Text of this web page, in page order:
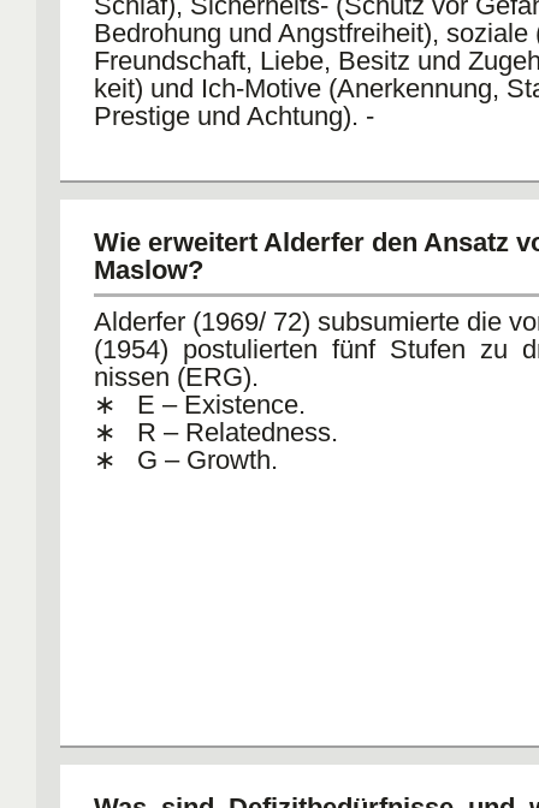
Bedrohung und Angstfreiheit), soziale
Freundschaft, Liebe, Besitz und
keit) und Ich-Motive (Anerkennung,
Prestige und Achtung). -
Krankheit.
- Zur zweiten, oberen Klasse gehört
Selbstverwirk-
lichung, das bei entsprechender
Gesundheit führt.
• lässt keine Aussagen darüber
konkreten Anreize im betrieblichen
diese Motive einwirken, so dass sich
unmittelbaren Folgerungen für die
Wie erweitert Alderfer den Ansatz
Maslow?
Alderfer (1969/ 72) subsumierte die
(1954) postulierten fünf Stufen zu
nissen (ERG).
∗ E – Existence.
∗ R – Relatedness.
∗ G – Growth.